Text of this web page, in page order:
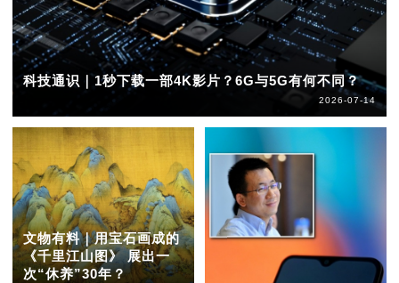
科技通识｜1秒下载一部4K影片？6G与5G有何不同？
2026-07-14
文物有料｜用宝石画成的
《千里江山图》 展出一
次“休养”30年？